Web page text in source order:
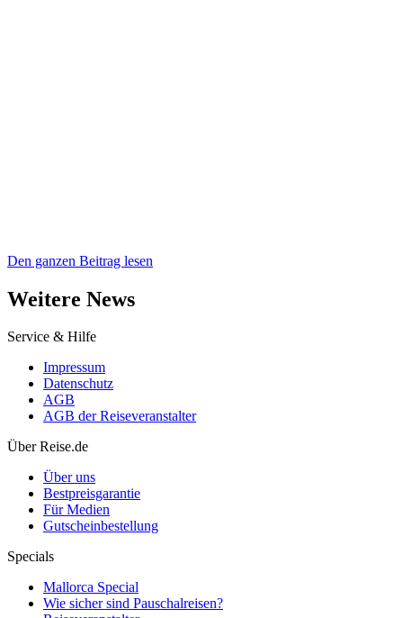
Den ganzen Beitrag lesen
Weitere News
Service & Hilfe
Impressum
Datenschutz
AGB
AGB der Reiseveranstalter
Über Reise.de
Über uns
Bestpreisgarantie
Für Medien
Gutscheinbestellung
Specials
Mallorca Special
Wie sicher sind Pauschalreisen?